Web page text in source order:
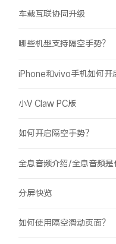
车载互联协同升级
哪些机型支持隔空手势？
iPhone和vivo手机如何开
小V Claw PC版
如何开启隔空手势？
全息音频介绍/全息音频是
分屏快览
如何使用隔空滑动页面？